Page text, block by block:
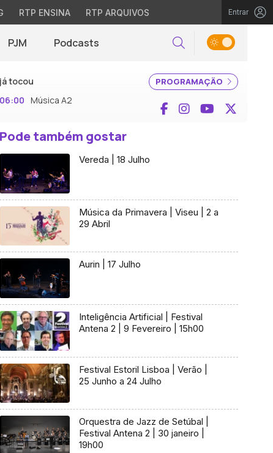
RTP ENSINA RTP ARQUIVOS Entrar
PJM Podcasts Pesquisar
PROGRAMAÇÃO
já tocou
06:00 Música A2 Facebook
InstagramYouTube
Pode também gostar
Vereda | 18 Julho
Música da Primavera | Viseu | 2 a
29 Abril
Aurin | 17 Julho
Inteligência Artificial | Festival
Antena 2 | 9 Fevereiro | 15h00
Festival Estoril Lisboa | Verão |
25 Junho a 24 Julho
Orquestra de Jazz de Setúbal |
Festival Antena 2 | 30 janeiro |
19h00